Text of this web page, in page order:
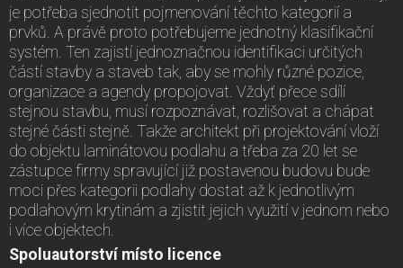
je potřeba sjednotit pojmenování těchto kategorií a
prvků. A právě proto potřebujeme jednotný klasifikační
systém. Ten zajistí jednoznačnou identifikaci určitých
částí stavby a staveb tak, aby se mohly různé pozice,
organizace a agendy propojovat. Vždyť přece sdílí
stejnou stavbu, musí rozpoznávat, rozlišovat a chápat
stejné části stejně. Takže architekt při projektování vloží
do objektu laminátovou podlahu a třeba za 20 let se
zástupce firmy spravující již postavenou budovu bude
moci přes kategorii podlahy dostat až k jednotlivým
podlahovým krytinám a zjistit jejich využití v jednom nebo
i více objektech.
Spoluautorství místo licence